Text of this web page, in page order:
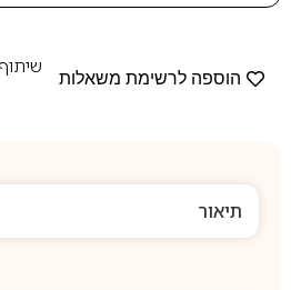
הוספה לרשימת משאלות
תיאור